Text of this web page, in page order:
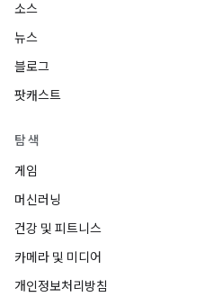
소스
뉴스
블로그
팟캐스트
탐색
게임
머신러닝
건강 및 피트니스
카메라 및 미디어
개인정보처리방침